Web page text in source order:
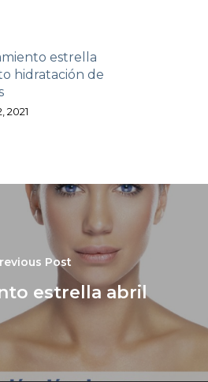
estrella
hidratación de
2021
Post
estrella abril